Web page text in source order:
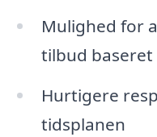
Mulighed for
tilbud baseret
Hurtigere
tidsplanen